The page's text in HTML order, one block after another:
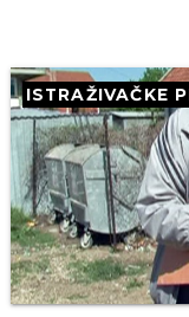
ISTRAŽIVAČKE